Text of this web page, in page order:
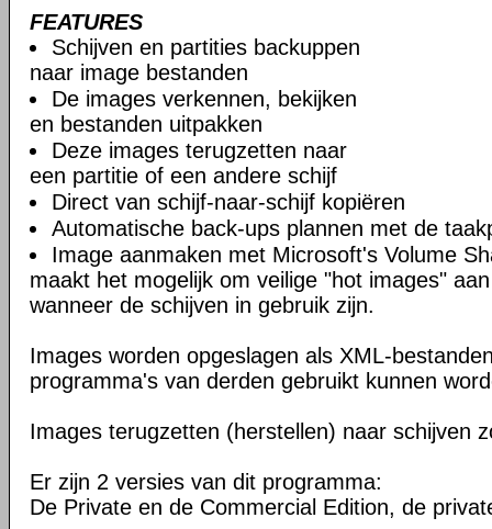
FEATURES
Schijven en partities backuppen
naar image bestanden
De images verkennen, bekijken
en bestanden uitpakken
Deze images terugzetten naar
een partitie of een andere schijf
Direct van schijf-naar-schijf kopiëren
Automatische back-ups plannen met de
Image aanmaken met Microsoft's Volume
maakt het mogelijk om veilige "hot images"
wanneer de schijven in gebruik zijn.
Images worden opgeslagen als XML-
programma's van derden gebruikt kunnen
Images terugzetten (herstellen) naar schijven
Er zijn 2 versies van dit programma:
De Private en de Commercial Edition, de